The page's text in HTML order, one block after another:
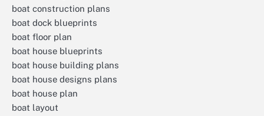
boat construction plans
boat dock blueprints
boat floor plan
boat house blueprints
boat house building plans
boat house designs plans
boat house plan
boat layout